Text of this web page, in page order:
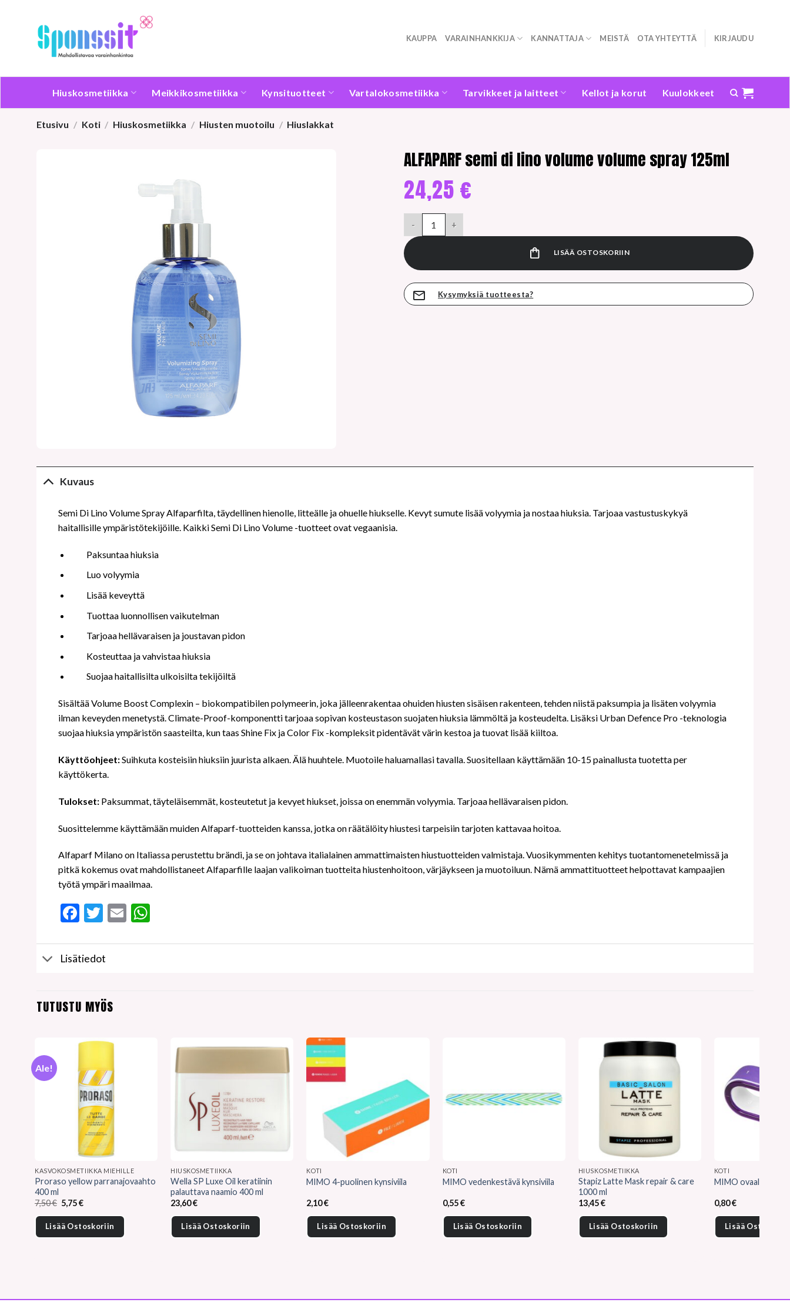
KAUPPA VARAINHANKKIJA KANNATTAJA MEISTÄ OTA YHTEYTTÄ KIRJAUDU
Hiuskosmetiikka Meikkikosmetiikka Kynsituotteet Vartalokosmetiikka Tarvikkeet ja laitteet Kellot ja korut Kuulokkeet
Etusivu / Koti / Hiuskosmetiikka / Hiusten muotoilu / Hiuslakkat
ALFAPARF semi di lino volume volume spray 125ml
24,25 €
LISÄÄ OSTOSKORIIN
Kysymyksiä tuotteesta?
Kuvaus
Semi Di Lino Volume Spray Alfaparfilta, täydellinen hienolle, litteälle ja ohuelle hiukselle. Kevyt sumute lisää volyymia ja nostaa hiuksia. Tarjoaa vastustuskykyä
haitallisille ympäristötekijöille. Kaikki Semi Di Lino Volume -tuotteet ovat vegaanisia.
Paksuntaa hiuksia
Luo volyymia
Lisää keveyttä
Tuottaa luonnollisen vaikutelman
Tarjoaa hellävaraisen ja joustavan pidon
Kosteuttaa ja vahvistaa hiuksia
Suojaa haitallisilta ulkoisilta tekijöiltä
Sisältää Volume Boost Complexin – biokompatibilen polymeerin, joka jälleenrakentaa ohuiden hiusten sisäisen rakenteen, tehden niistä paksumpia ja lisäten volyymia
ilman keveyden menetystä. Climate-Proof-komponentti tarjoaa sopivan kosteustason suojaten hiuksia lämmöltä ja kosteudelta. Lisäksi Urban Defence Pro -teknologia
suojaa hiuksia ympäristön saasteilta, kun taas Shine Fix ja Color Fix -kompleksit pidentävät värin kestoa ja tuovat lisää kiiltoa.
Käyttöohjeet:Suihkuta kosteisiin hiuksiin juurista alkaen. Älä huuhtele. Muotoile haluamallasi tavalla. Suositellaan käyttämään 10-15 painallusta tuotetta per
käyttökerta.
Tulokset:Paksummat, täyteläisemmät, kosteutetut ja kevyet hiukset, joissa on enemmän volyymia. Tarjoaa hellävaraisen pidon.
Suosittelemme käyttämään muiden Alfaparf-tuotteiden kanssa, jotka on räätälöity hiustesi tarpeisiin tarjoten kattavaa hoitoa.
Alfaparf Milano on Italiassa perustettu brändi, ja se on johtava italialainen ammattimaisten hiustuotteiden valmistaja. Vuosikymmenten kehitys tuotantomenetelmissä ja
pitkä kokemus ovat mahdollistaneet Alfaparfille laajan valikoiman tuotteita hiustenhoitoon, värjäykseen ja muotoiluun. Nämä ammattituotteet helpottavat kampaajien
työtä ympäri maailmaa.
Facebook
Twitter
EmailWhatsApp
Lisätiedot
TUTUSTU MYÖS
Ale!
KASVOKOSMETIIKKA MIEHILLE
Proraso yellow parranajovaahto
400 ml
7,50€ Alkuperäinen
hinta
oli:
7,50 €.
5,75€Nykyinen
on:
5,75 €.
Lisää Ostoskoriin
HIUSKOSMETIIKKA
Wella SP Luxe Oil keratiinin
palauttava naamio 400 ml
23,60€
Lisää Ostoskoriin
KOTI
MIMO 4-puolinen kynsiviila
2,10€
Lisää Ostoskoriin
KOTI
MIMO vedenkestävä kynsiviila
0,55€
Lisää Ostoskoriin
HIUSKOSMETIIKKA
Stapiz Latte Mask repair & care
1000 ml
13,45€
Lisää Ostoskoriin
KOTI
MIMO ovaali
0,80€
Lisää